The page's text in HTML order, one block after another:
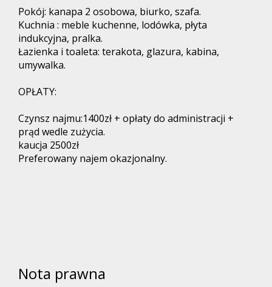
Pokój: kanapa 2 osobowa, biurko, szafa.
Kuchnia : meble kuchenne, lodówka, płyta
indukcyjna, pralka.
Łazienka i toaleta: terakota, glazura, kabina,
umywalka.
OPŁATY:
Czynsz najmu:1400zł + opłaty do administracji +
prąd wedle zużycia.
kaucja 2500zł
Preferowany najem okazjonalny.
Nota prawna